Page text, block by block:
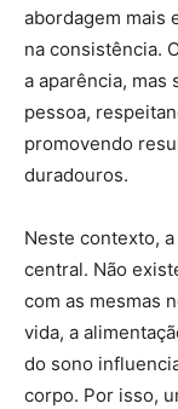
abordagem mais
na consistência.
a aparência, mas
pessoa,
promovendo
duradouros.
Neste contexto,
central. Não
com as mesmas
vida, a
do sono
corpo. Por isso,